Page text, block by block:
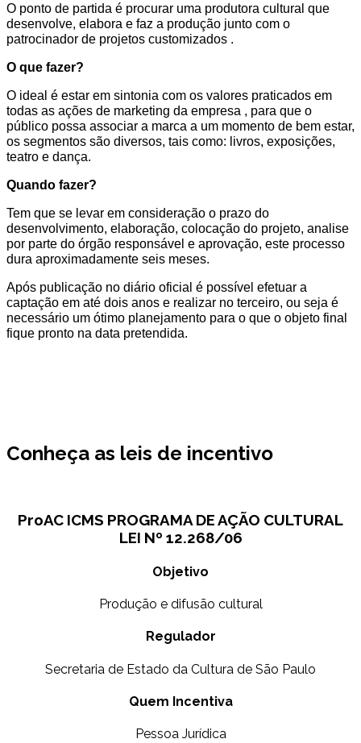
O ponto de partida é procurar uma produtora cultural que
desenvolve, elabora e faz a produção junto com o
patrocinador de projetos customizados .
O que fazer?
O ideal é estar em sintonia com os valores praticados em
todas as ações de marketing da empresa , para que o
público possa associar a marca a um momento de bem estar,
os segmentos são diversos, tais como: livros, exposições,
teatro e dança.
Quando fazer?
Tem que se levar em consideração o prazo do
desenvolvimento, elaboração, colocação do projeto, analise
por parte do órgão responsável e aprovação, este processo
dura aproximadamente seis meses.
Após publicação no diário oficial é possível efetuar a
captação em até dois anos e realizar no terceiro, ou seja é
necessário um ótimo planejamento para o que o objeto final
fique pronto na data pretendida.
Conheça as leis de incentivo
ProAC ICMS PROGRAMA DE AÇÃO CULTURAL
LEI Nº 12.268/06
Objetivo
Produção e difusão cultural
Regulador
Secretaria de Estado da Cultura de São Paulo
Quem Incentiva
Pessoa Jurídica